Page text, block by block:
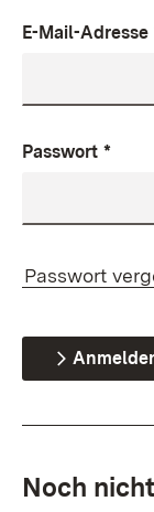
E-Mail-Adresse
Passwort *
Passwort
Noch